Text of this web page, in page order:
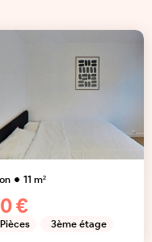
11 m²
€
Pièces 3ème étage